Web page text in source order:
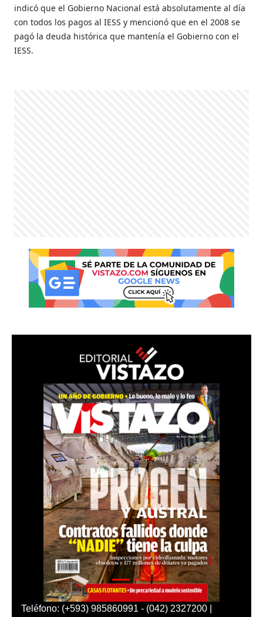
indicó que el Gobierno Nacional está absolutamente al día
con todos los pagos al IESS y mencionó que en el 2008 se
pagó la deuda histórica que mantenía el Gobierno con el
IESS.
Teléfono: (+593) 985860991 - (042) 2327200 |